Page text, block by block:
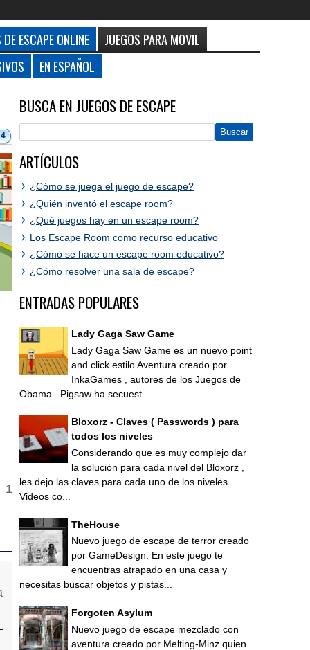
ESCAPE ONLINE
JUEGOS PARA MOVIL
EN ESPAÑOL
BUSCA EN JUEGOS DE ESCAPE
ARTÍCULOS
¿Cómo se juega el juego de escape?
¿Quién inventó el escape room?
¿Qué juegos hay en un escape room?
Los Escape Room como recurso educativo
¿Cómo se hace un escape room educativo?
¿Cómo resolver una sala de escape?
ENTRADAS POPULARES
Lady Gaga Saw Game
Lady Gaga Saw Game es un nuevo point
and click estilo Aventura creado por
InkaGames , autores de los Juegos de
Obama . Pigsaw ha secuest...
Bloxorz - Claves ( Passwords ) para
todos los niveles
Considerando que es muy complejo dar
la solución para cada nivel del Bloxorz ,
les dejo las claves para cada uno de los niveles.
Videos co...
TheHouse
Nuevo juego de escape de terror creado
por GameDesign. En este juego te
encuentras atrapado en una casa y
necesitas buscar objetos y pistas...
Forgoten Asylum
Nuevo juego de escape mezclado con
aventura creado por Melting-Minz quien